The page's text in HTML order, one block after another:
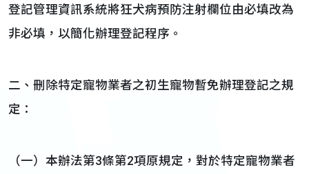
登記管理資訊系統將狂犬病預防注射欄位由必填改為
非必填，以簡化辦理登記程序。
二、刪除特定寵物業者之初生寵物暫免辦理登記之規
定：
（一）本辦法第3條第2項原規定，對於特定寵物業者